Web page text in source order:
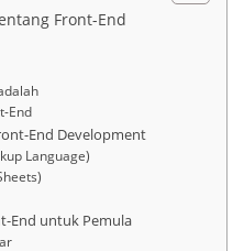
Front-End
End
End Development
Language)
End untuk Pemula